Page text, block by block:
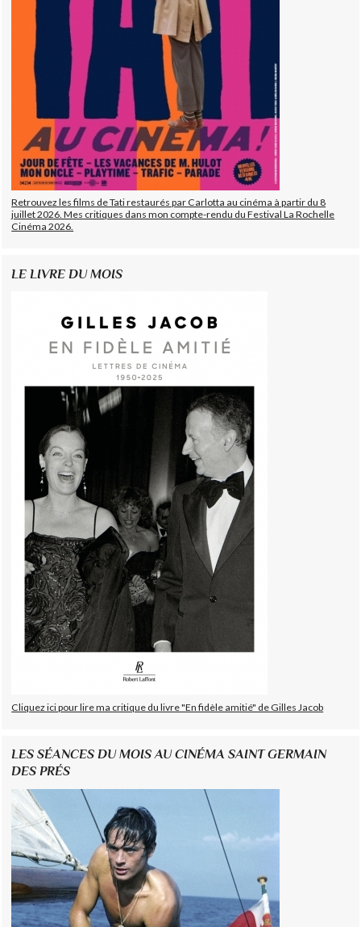
Retrouvez les films de Tati restaurés par Carlotta au cinéma à partir du 8
juillet 2026. Mes critiques dans mon compte-rendu du Festival La Rochelle
Cinéma 2026.
LE LIVRE DU MOIS
Cliquez ici pour lire ma critique du livre "En fidèle amitié" de Gilles Jacob
LES SÉANCES DU MOIS AU CINÉMA SAINT GERMAIN
DES PRÉS